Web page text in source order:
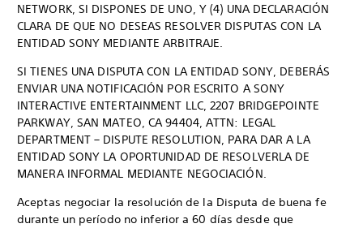
NETWORK, SI DISPONES DE UNO, Y (4) UNA DECLARACIÓN
CLARA DE QUE NO DESEAS RESOLVER DISPUTAS CON LA
ENTIDAD SONY MEDIANTE ARBITRAJE.
SI TIENES UNA DISPUTA CON LA ENTIDAD SONY, DEBERÁS
ENVIAR UNA NOTIFICACIÓN POR ESCRITO A SONY
INTERACTIVE ENTERTAINMENT LLC, 2207 BRIDGEPOINTE
PARKWAY, SAN MATEO, CA 94404, ATTN: LEGAL
DEPARTMENT – DISPUTE RESOLUTION, PARA DAR A LA
ENTIDAD SONY LA OPORTUNIDAD DE RESOLVERLA DE
MANERA INFORMAL MEDIANTE NEGOCIACIÓN.
Aceptas negociar la resolución de la Disputa de buena fe
durante un período no inferior a 60 días desde que